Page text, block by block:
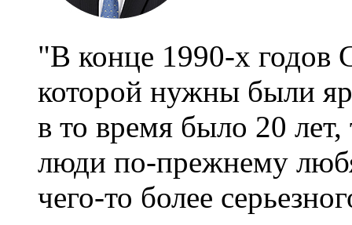
"В конце 1990-х годов
которой нужны были
в то время было 20
люди по-прежнему
чего-то более